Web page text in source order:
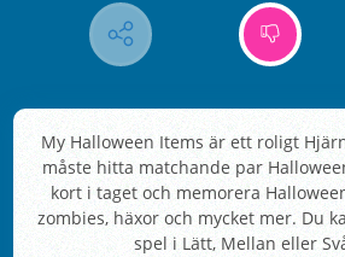
My Halloween Items är ett roligt
måste hitta matchande par
kort i taget och memorera
zombies, häxor och mycket mer. Du
spel i Lätt, Mellan eller